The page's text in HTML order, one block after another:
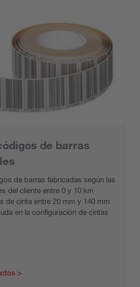
de barras
de barras fabricadas según las
del cliente entre 0 y 10 km
de cinta entre 20 mm y 140 mm
en la configuración de cintas